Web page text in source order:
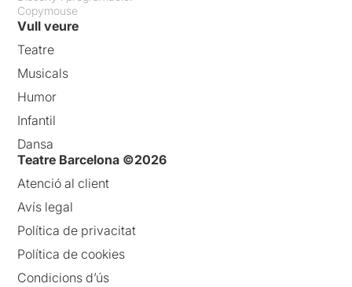
Copymouse
Vull veure
Teatre
Musicals
Humor
Infantil
Dansa
Teatre Barcelona ©2026
Atenció al client
Avís legal
Política de privacitat
Política de cookies
Condicions d’ús